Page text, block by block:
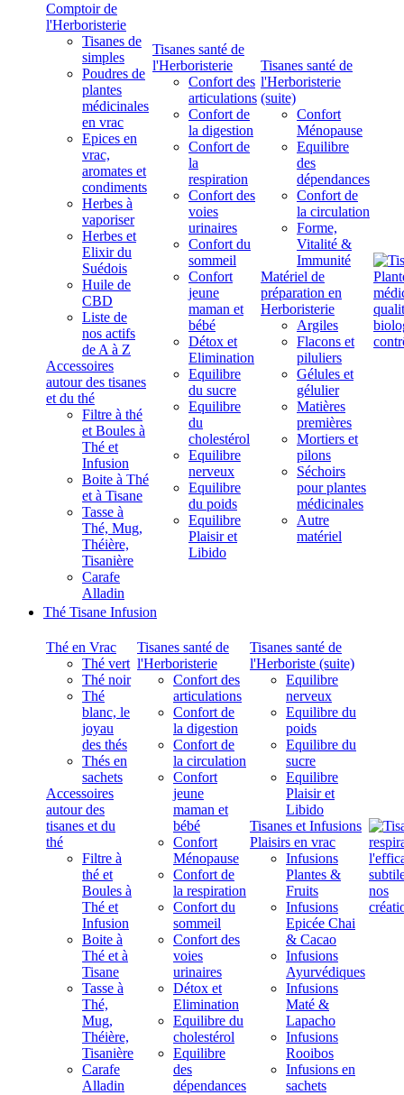
Comptoir de
l'Herboristerie
Tisanes de
simples
Poudres de
plantes
médicinales
en vrac
Epices en
vrac,
aromates et
condiments
Herbes à
vaporiser
Herbes et
Elixir du
Suédois
Huile de
CBD
Liste de
nos actifs
de A à Z
Accessoires
autour des tisanes
et du thé
Filtre à thé
et Boules à
Thé et
Infusion
Boite à Thé
et à Tisane
Tasse à
Thé, Mug,
Théière,
Tisanière
Carafe
Alladin
Tisanes santé de
l'Herboristerie
Confort des
articulations
Confort de
la digestion
Confort de
la
respiration
Confort des
voies
urinaires
Confort du
sommeil
Confort
jeune
maman et
bébé
Détox et
Elimination
Equilibre
du sucre
Equilibre
du
cholestérol
Equilibre
nerveux
Equilibre
du poids
Equilibre
Plaisir et
Libido
Tisanes santé de
l'Herboristerie
(suite)
Confort
Ménopause
Equilibre
des
dépendances
Confort de
la circulation
Forme,
Vitalité &
Immunité
Matériel de
préparation en
Herboristerie
Argiles
Flacons et
piluliers
Gélules et
gélulier
Matières
premières
Mortiers et
pilons
Séchoirs
pour plantes
médicinales
Autre
matériel
Thé Tisane Infusion
Thé en Vrac
Thé vert
Thé noir
Thé
blanc, le
joyau
des thés
Thés en
sachets
Accessoires
autour des
tisanes et du
thé
Filtre à
thé et
Boules à
Thé et
Infusion
Boite à
Thé et à
Tisane
Tasse à
Thé,
Mug,
Théière,
Tisanière
Carafe
Alladin
Tisanes santé de
l'Herboristerie
Confort des
articulations
Confort de
la digestion
Confort de
la circulation
Confort
jeune
maman et
bébé
Confort
Ménopause
Confort de
la respiration
Confort du
sommeil
Confort des
voies
urinaires
Détox et
Elimination
Equilibre du
cholestérol
Equilibre
des
dépendances
Tisanes santé de
l'Herboriste (suite)
Equilibre
nerveux
Equilibre du
poids
Equilibre du
sucre
Equilibre
Plaisir et
Libido
Tisanes et Infusions
Plaisirs en vrac
Infusions
Plantes &
Fruits
Infusions
Epicée Chai
& Cacao
Infusions
Ayurvédiques
Infusions
Maté &
Lapacho
Infusions
Rooibos
Infusions en
sachets